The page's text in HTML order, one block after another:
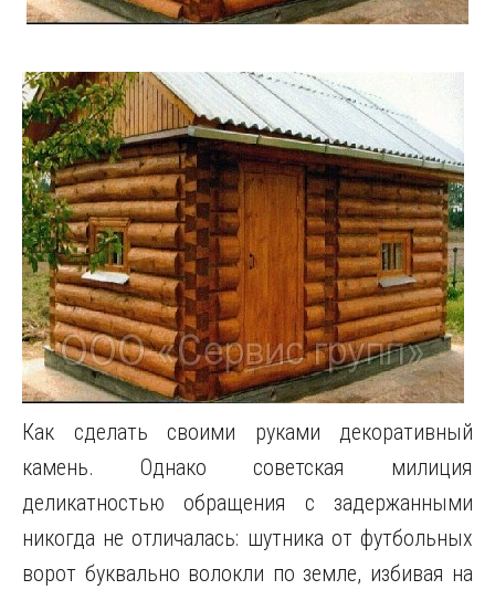
Как сделать своими руками декоративный
камень. Однако советская милиция
деликатностью обращения с задержанными
никогда не отличалась: шутника от футбольных
ворот буквально волокли по земле, избивая на